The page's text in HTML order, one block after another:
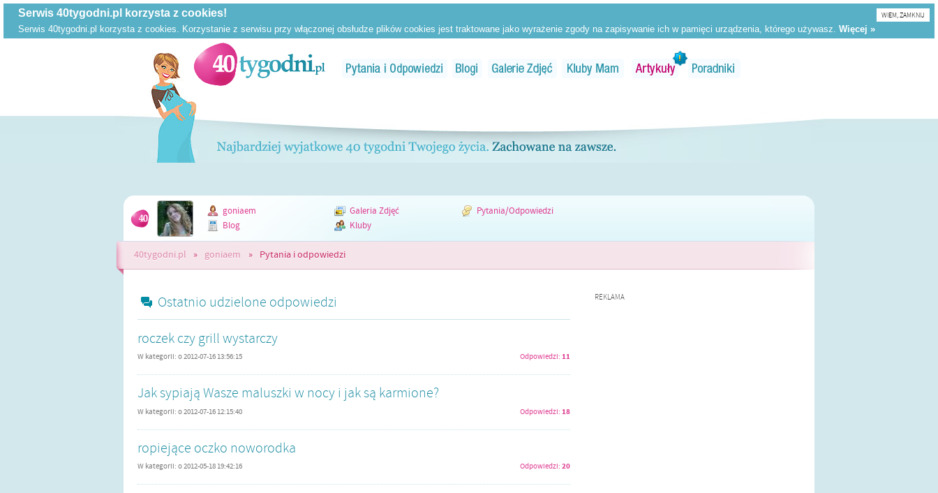
WIEM, ZAMKNIJ
goniaem Galeria Zdjęć
Pytania/Odpowiedzi
Blog
Kluby
40tygodni.pl » goniaem » Pytania i odpowiedzi
Ostatnio udzielone odpowiedzi
roczek czy grill wystarczy
W kategorii: o2012-07-16 13:56:15 Odpowiedzi: 11
Jak sypiają Wasze maluszki w nocy i jak są karmione?
W kategorii: o2012-07-16 12:15:40 Odpowiedzi: 18
ropiejące oczko noworodka
W kategorii: o2012-05-18 19:42:16 Odpowiedzi: 20
REKLAMA